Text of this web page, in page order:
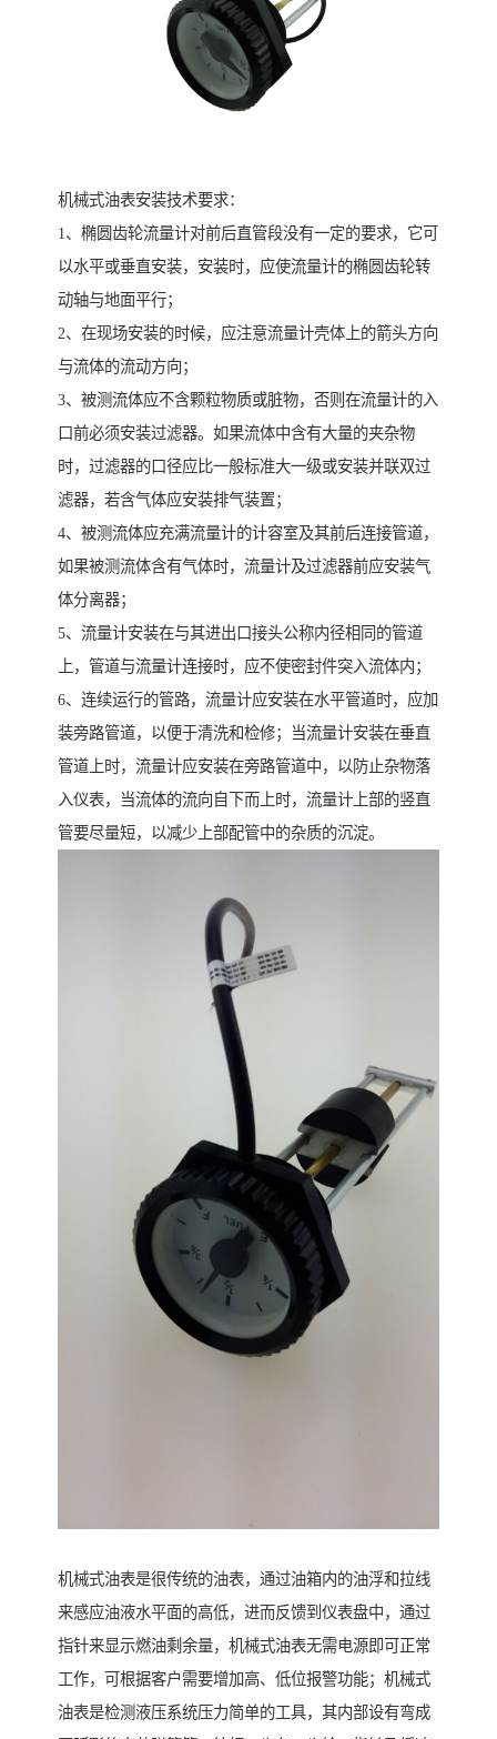
机械式油表安装技术要求：
1、椭圆齿轮流量计对前后直管段没有一定的要求，它可
以水平或垂直安装，安装时，应使流量计的椭圆齿轮转
动轴与地面平行；
2、在现场安装的时候，应注意流量计壳体上的箭头方向
与流体的流动方向；
3、被测流体应不含颗粒物质或脏物，否则在流量计的入
口前必须安装过滤器。如果流体中含有大量的夹杂物
时，过滤器的口径应比一般标准大一级或安装并联双过
滤器，若含气体应安装排气装置；
4、被测流体应充满流量计的计容室及其前后连接管道，
如果被测流体含有气体时，流量计及过滤器前应安装气
体分离器；
5、流量计安装在与其进出口接头公称内径相同的管道
上，管道与流量计连接时，应不使密封件突入流体内；
6、连续运行的管路，流量计应安装在水平管道时，应加
装旁路管道，以便于清洗和检修；当流量计安装在垂直
管道上时，流量计应安装在旁路管道中，以防止杂物落
入仪表，当流体的流向自下而上时，流量计上部的竖直
管要尽量短，以减少上部配管中的杂质的沉淀。
机械式油表是很传统的油表，通过油箱内的油浮和拉线
来感应油液水平面的高低，进而反馈到仪表盘中，通过
指针来显示燃油剩余量，机械式油表无需电源即可正常
工作，可根据客户需要增加高、低位报警功能；机械式
油表是检测液压系统压力简单的工具，其内部设有弯成